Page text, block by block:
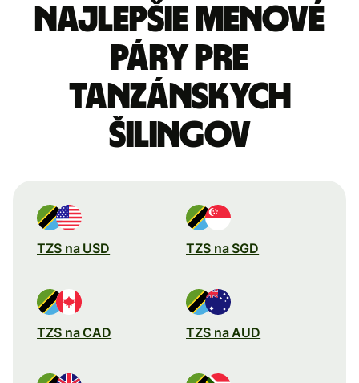
Najlepšie menové
páry pre
Tanzánskych
šilingov
TZS na USD TZS na SGD
TZS na CAD TZS na AUD